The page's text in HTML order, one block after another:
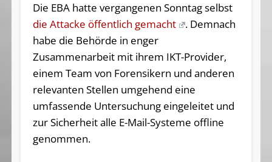
Die EBA hatte vergangenen Sonntag selbst
die Attacke öffentlich gemacht
. Demnach
habe die Behörde in enger
Zusammenarbeit mit ihrem IKT-Provider,
einem Team von Forensikern und anderen
relevanten Stellen umgehend eine
umfassende Untersuchung eingeleitet und
zur Sicherheit alle E-Mail-Systeme offline
genommen.